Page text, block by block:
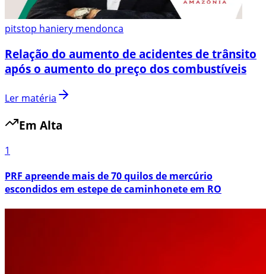
pitstop haniery mendonca
Relação do aumento de acidentes de trânsito
após o aumento do preço dos combustíveis
Ler matéria
Em Alta
1
PRF apreende mais de 70 quilos de mercúrio
escondidos em estepe de caminhonete em RO